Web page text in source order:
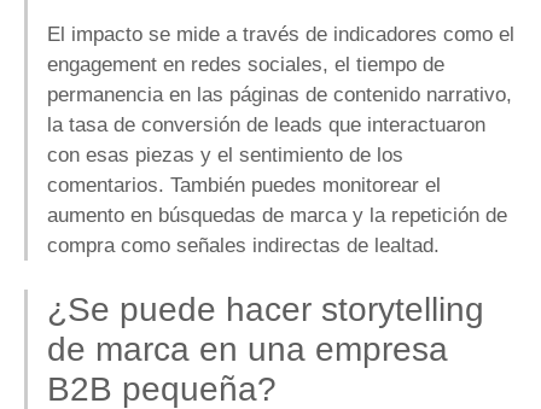
El impacto se mide a través de indicadores como el
engagement en redes sociales, el tiempo de
permanencia en las páginas de contenido narrativo,
la tasa de conversión de leads que interactuaron
con esas piezas y el sentimiento de los
comentarios. También puedes monitorear el
aumento en búsquedas de marca y la repetición de
compra como señales indirectas de lealtad.
¿Se puede hacer storytelling
de marca en una empresa
B2B pequeña?